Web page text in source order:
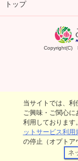
トップ
Copyright(C)
当サイトでは、
ご興味・ご関心
利用しております
ットサービス利用
の停止（オプトア
ネ